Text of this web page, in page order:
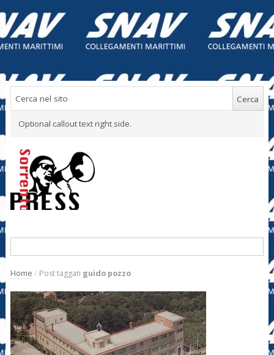
Optional callout text right side.
Home / Post taggati guido pozzo